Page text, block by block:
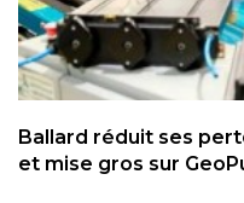
Ballard réduit ses
et mise gros sur